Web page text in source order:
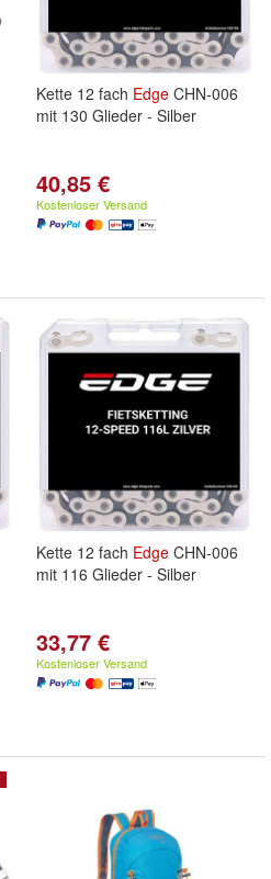
Kette 12 fach Edge CHN-006
mit 130 Glieder - Silber
40,85 €
Kostenloser Versand
Kette 12 fach Edge CHN-006
mit 116 Glieder - Silber
33,77 €
Kostenloser Versand